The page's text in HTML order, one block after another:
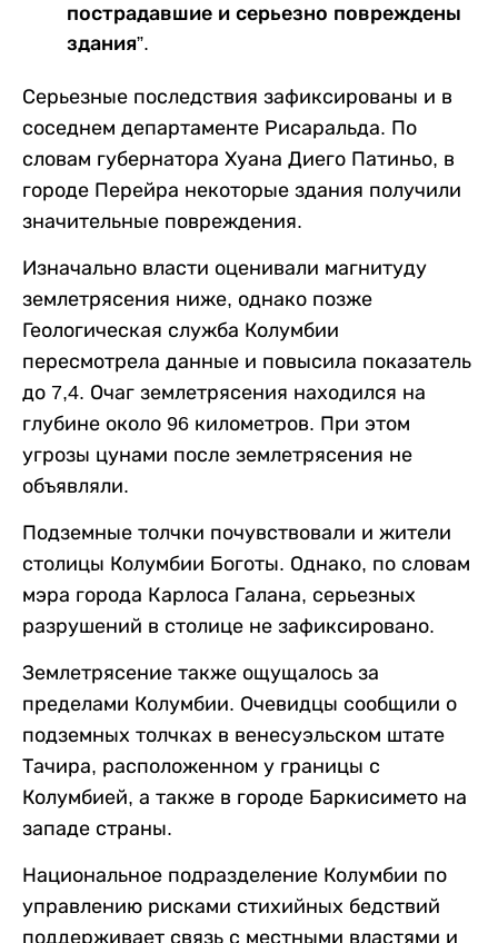
пострадавшие и серьезно повреждены
здания”.
Серьезные последствия зафиксированы и в
соседнем департаменте Рисаральда. По
словам губернатора Хуана Диего Патиньо, в
городе Перейра некоторые здания получили
значительные повреждения.
Изначально власти оценивали магнитуду
землетрясения ниже, однако позже
Геологическая служба Колумбии
пересмотрела данные и повысила показатель
до 7,4. Очаг землетрясения находился на
глубине около 96 километров. При этом
угрозы цунами после землетрясения не
объявляли.
Подземные толчки почувствовали и жители
столицы Колумбии Боготы. Однако, по словам
мэра города Карлоса Галана, серьезных
разрушений в столице не зафиксировано.
Землетрясение также ощущалось за
пределами Колумбии. Очевидцы сообщили о
подземных толчках в венесуэльском штате
Тачира, расположенном у границы с
Колумбией, а также в городе Баркисимето на
западе страны.
Национальное подразделение Колумбии по
управлению рисками стихийных бедствий
поддерживает связь с местными властями и